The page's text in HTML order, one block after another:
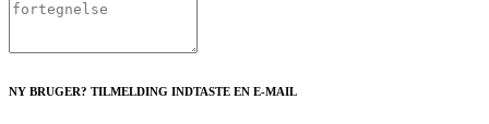
NY BRUGER? TILMELDING INDTASTE EN E-MAIL